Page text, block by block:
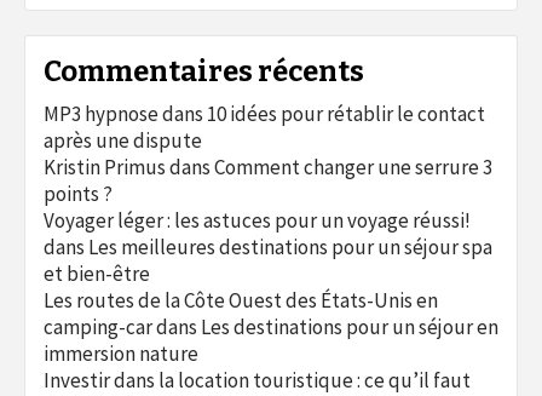
Commentaires récents
MP3 hypnosedans 10 idées pour rétablir le contact
après une dispute
Kristin PrimusdansComment changer une serrure 3
points ?
Voyager léger : les astuces pour un voyage réussi!
dans Les meilleures destinations pour un séjour spa
et bien-être
Les routes de la Côte Ouest des États-Unis en
camping-cardans Les destinations pour un séjour en
immersion nature
Investir dans la location touristique : ce qu’il faut